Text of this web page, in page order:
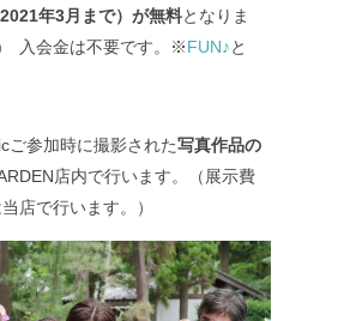
年3月まで）が無料となりま
入会金は不要です。※FUN♪と
参加時に撮影された写真作品の
店内で行います。（展示費
店で行います。）